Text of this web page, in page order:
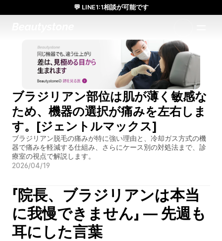
ブラジリアン部位は肌が薄く敏感な
ため、機器の選択が痛みを左右しま
す。[ジェントルマックス]
ブラジリアン脱毛の痛みが特に強い理由と、冷却ガス方式の機
器で痛みを軽減する仕組み、さらにケース別の対処法まで、診
療室の視点で解説します。
2026/04/19
「院長、ブラジリアンは本当
に我慢できません」 — 先週も
耳にした言葉
💬 LINE1:1相談が可能です
日本人通訳常駐／お得な体験価格／満足度の高い効果